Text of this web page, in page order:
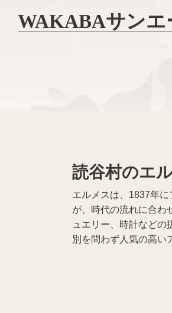
遺品整理
WAKABAサンエ
読谷村のエ
エルメスは、1837年
が、時代の流れに合わ
ュエリー、時計など
別を問わず人気の高い